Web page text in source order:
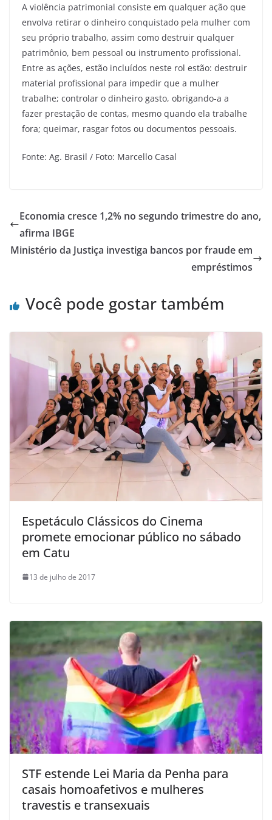
A violência patrimonial consiste em qualquer ação que
envolva retirar o dinheiro conquistado pela mulher com
seu próprio trabalho, assim como destruir qualquer
patrimônio, bem pessoal ou instrumento profissional.
Entre as ações, estão incluídos neste rol estão: destruir
material profissional para impedir que a mulher
trabalhe; controlar o dinheiro gasto, obrigando-a a
fazer prestação de contas, mesmo quando ela trabalhe
fora; queimar, rasgar fotos ou documentos pessoais.
Fonte: Ag. Brasil / Foto: Marcello Casal
Economia cresce 1,2% no segundo trimestre do ano,
afirma IBGE
Ministério da Justiça investiga bancos por fraude em
empréstimos
Você pode gostar também
Espetáculo Clássicos do Cinema
promete emocionar público no sábado
em Catu
13 de julho de 2017
STF estende Lei Maria da Penha para
casais homoafetivos e mulheres
travestis e transexuais